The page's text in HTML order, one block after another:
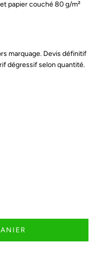
papier couché 80 g/m²
marquage. Devis définitif
dégressif selon quantité.